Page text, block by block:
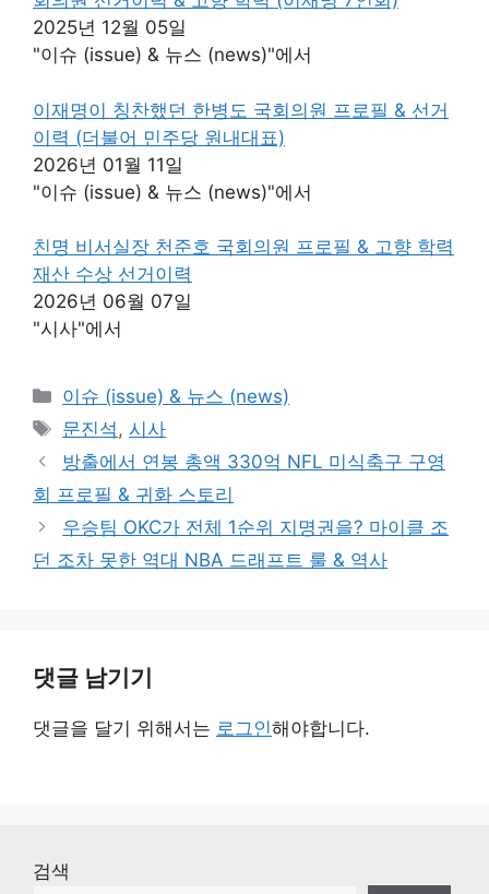
2025년 12월 05일
"이슈 (issue) & 뉴스 (news)"에서
이재명이 칭찬했던 한병도 국회의원 프로필 & 선거
이력 (더불어 민주당 원내대표)
2026년 01월 11일
"이슈 (issue) & 뉴스 (news)"에서
친명 비서실장 천준호 국회의원 프로필 & 고향 학력
재산 수상 선거이력
2026년 06월 07일
"시사"에서
카
테
리
이슈 (issue) & 뉴스 (news)
태
그
문진석,시사
방출에서 연봉 총액 330억 NFL 미식축구 구영
회 프로필 & 귀화 스토리
우승팀 OKC가 전체 1순위 지명권을? 마이클 조
던 조차 못한 역대 NBA 드래프트 룰 & 역사
댓글 남기기
댓글을 달기 위해서는 로그인해야합니다.
검색